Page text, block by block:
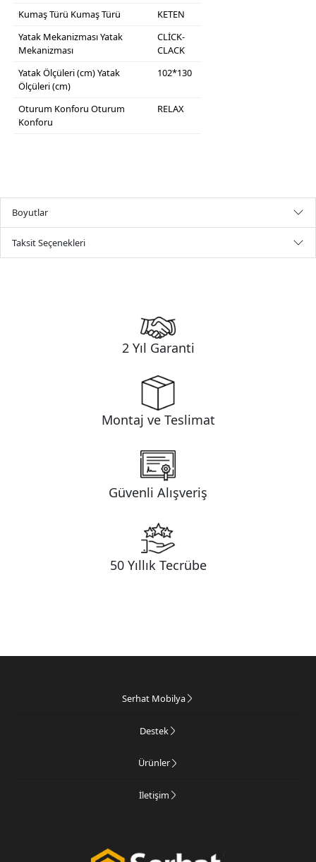
Kumaş Türü Kumaş Türü
KETEN
Yatak MekanizmasıYatak
Mekanizması
CLİCK-
CLACK
Yatak Ölçüleri (cm)Yatak
Ölçüleri (cm)
102*130
Oturum Konforu Oturum
Konforu
RELAX
Boyutlar
Taksit Seçenekleri
2 Yıl Garanti
Montaj ve Teslimat
Güvenli Alışveriş
50 Yıllık Tecrübe
Serhat Mobilya
Destek
Ürünler
İletişim